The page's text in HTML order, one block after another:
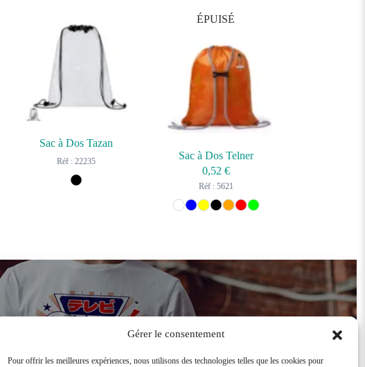
Gérer le consentement
Pour offrir les meilleures expériences, nous utilisons des technologies telles que les cookies pour
Sac à Dos Tazan
Réf : 22235
ÉPUISÉ
Sac à Dos Telner
0,52 €
Réf : 5621